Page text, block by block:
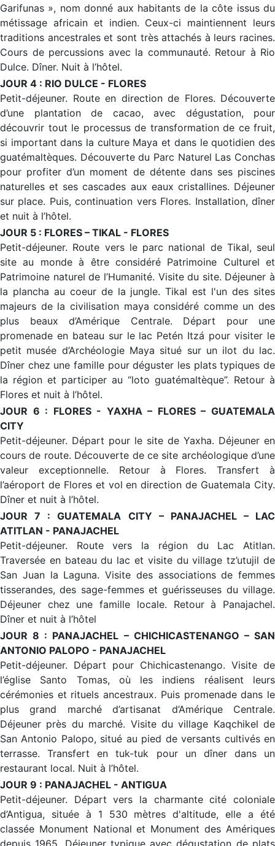
Garifunas », nom donné aux habitants de la côte issus du
métissage africain et indien. Ceux-ci maintiennent leurs
traditions ancestrales et sont très attachés à leurs racines.
Cours de percussions avec la communauté. Retour à Rio
Dulce. Dîner. Nuit à l’hôtel.
JOUR 4 : RIO DULCE - FLORES
Petit-déjeuner. Route en direction de Flores. Découverte
d’une plantation de cacao, avec dégustation, pour
découvrir tout le processus de transformation de ce fruit,
si important dans la culture Maya et dans le quotidien des
guatémaltèques. Découverte du Parc Naturel Las Conchas
pour profiter d’un moment de détente dans ses piscines
naturelles et ses cascades aux eaux cristallines. Déjeuner
sur place. Puis, continuation vers Flores. Installation, dîner
et nuit à l’hôtel.
JOUR 5 : FLORES – TIKAL - FLORES
Petit-déjeuner. Route vers le parc national de Tikal, seul
site au monde à être considéré Patrimoine Culturel et
Patrimoine naturel de l’Humanité. Visite du site. Déjeuner à
la plancha au coeur de la jungle. Tikal est l'un des sites
majeurs de la civilisation maya considéré comme un des
plus beaux d’Amérique Centrale. Départ pour une
promenade en bateau sur le lac Petén Itzá pour visiter le
petit musée d’Archéologie Maya situé sur un ilot du lac.
Dîner chez une famille pour déguster les plats typiques de
la région et participer au “loto guatémaltèque”. Retour à
Flores et nuit à l’hôtel.
JOUR 6 : FLORES - YAXHA – FLORES – GUATEMALA
CITY
Petit-déjeuner. Départ pour le site de Yaxha. Déjeuner en
cours de route. Découverte de ce site archéologique d’une
valeur exceptionnelle. Retour à Flores. Transfert à
l’aéroport de Flores et vol en direction de Guatemala City.
Dîner et nuit à l’hôtel.
JOUR 7 : GUATEMALA CITY – PANAJACHEL – LAC
ATITLAN - PANAJACHEL
Petit-déjeuner. Route vers la région du Lac Atitlan.
Traversée en bateau du lac et visite du village tz’utujil de
San Juan la Laguna. Visite des associations de femmes
tisserandes, des sage-femmes et guérisseuses du village.
Déjeuner chez une famille locale. Retour à Panajachel.
Dîner et nuit à l’hôtel
JOUR 8 : PANAJACHEL – CHICHICASTENANGO – SAN
ANTONIO PALOPO - PANAJACHEL
Petit-déjeuner. Départ pour Chichicastenango. Visite de
l’église Santo Tomas, où les indiens réalisent leurs
cérémonies et rituels ancestraux. Puis promenade dans le
plus grand marché d’artisanat d’Amérique Centrale.
Déjeuner près du marché. Visite du village Kaqchikel de
San Antonio Palopo, situé au pied de versants cultivés en
terrasse. Transfert en tuk-tuk pour un dîner dans un
restaurant local. Nuit à l’hôtel.
JOUR 9 : PANAJACHEL - ANTIGUA
Petit-déjeuner. Départ vers la charmante cité coloniale
d’Antigua, située à 1 530 mètres d'altitude, elle a été
classée Monument National et Monument des Amériques
depuis 1965. Déjeuner typique avec dégustation de plats